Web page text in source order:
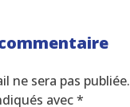
ne sera pas publiée.
avec*